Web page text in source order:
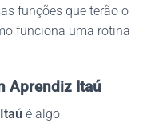
funções que terão o
funciona uma rotina
Aprendiz Itaú
é algo